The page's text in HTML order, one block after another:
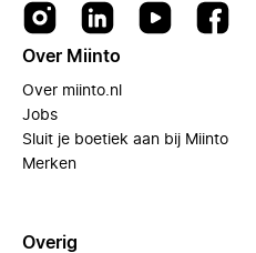
Over Miinto
Over miinto.nl
Jobs
Sluit je boetiek aan bij Miinto
Merken
Overig